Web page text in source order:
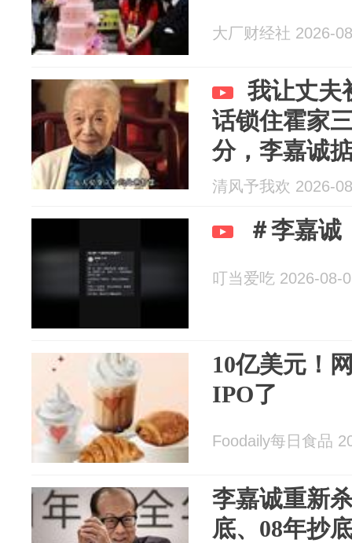
大厂财经社 2026-
我让丈夫
话锁住霍家
分，李嘉诚
圈“定海神针
清风予我欢 2026-
＃李嘉诚
叮当爱吃 2026-08-
10亿美元！
IPO了
Foodaily每日食品
李嘉诚重新
底、08年抄